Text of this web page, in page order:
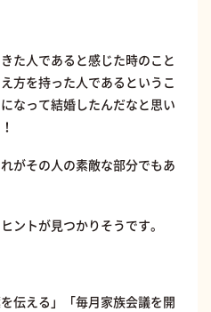
た人であると感じた時のこと
方を持った人であるというこ
なって結婚したんだなと思い
がその人の素敵な部分でもあ
ントが見つかりそうです。
伝える」「毎月家族会議を開